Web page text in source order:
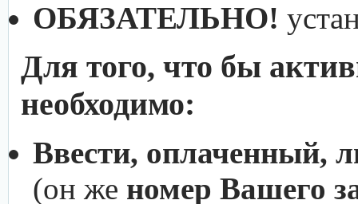
ОБЯЗАТЕЛЬНО!
Для того, что бы
необходимо:
Ввести, оплаченный,
(он же номер Вашего